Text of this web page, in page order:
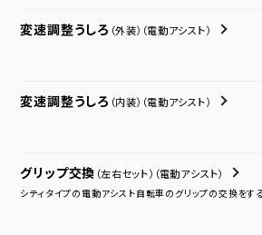
変速調整うしろ （外装） （電動アシスト）
変速調整うしろ （内装） （電動アシスト）
グリップ交換 （左右セット） （電動アシスト）
シティタイプの電動アシスト自転車のグリップの交換をす